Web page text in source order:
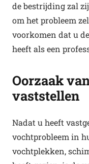
de bestrijding zal
om het probleem
voorkomen dat u
heeft als een
Oorzaak
vaststellen
Nadat u heeft
vochtprobleem in
vochtplekken,